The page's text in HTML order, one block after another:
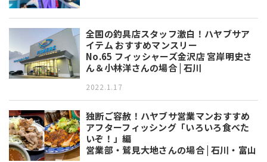
全国の釣具店スタッフ激白！ハヤブサア
イテム おすすめマンスリー
No.65 フィッシャーズ金沢店 宮岸明史さ
ん＆小林洋さんの場合 | 石川
2022.1.17
独断ご容赦！ハヤブサ営業マンおすすめ
アフターフィッシング「いろいろ食べた
いぞ！」編
営業部・鷲見大地さんの場合 | 石川・富山